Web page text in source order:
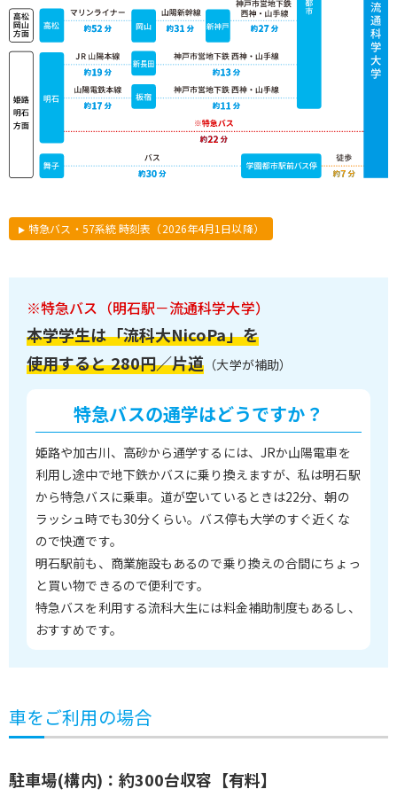
特急バス・57系統 時刻表（2026年4月1日以降）
※特急バス（明石駅－流通科学大学）
本学学生は「流科大NicoPa」を
使用すると 280円／片道 （大学が補助）
特急バスの通学はどうですか？
姫路や加古川、高砂から通学するには、JRか山陽電車を
利用し途中で地下鉄かバスに乗り換えますが、私は明石駅
から特急バスに乗車。道が空いているときは22分、朝の
ラッシュ時でも30分くらい。バス停も大学のすぐ近くな
ので快適です。
明石駅前も、商業施設もあるので乗り換えの合間にちょっ
と買い物できるので便利です。
特急バスを利用する流科大生には料金補助制度もあるし、
おすすめです。
車をご利用の場合
駐車場(構内)：約300台収容【有料】